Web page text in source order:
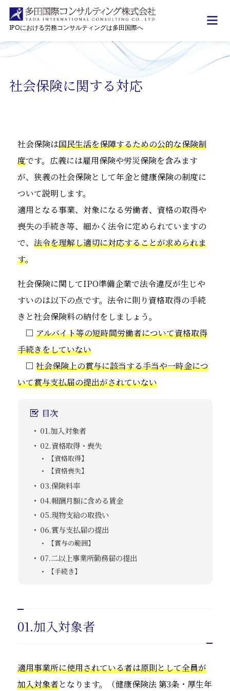
IPOにおける労務コンサルティングは多田国際へ
社会保険に関する対応
社会保険は国民生活を保障するための公的な保険制
度です。広義には雇用保険や労災保険を含みます
が、狭義の社会保険として年金と健康保険の制度に
ついて説明します。
適用となる事業、対象になる労働者、資格の取得や
喪失の手続き等、細かく法令に定められていますの
で、法令を理解し適切に対応することが求められま
す。
社会保険に関してIPO準備企業で法令違反が生じや
すいのは以下の点です。法令に則り資格取得の手続
きと社会保険料の納付をしましょう。
□アルバイト等の短時間労働者について資格取得
手続きをしていない
□社会保険上の賞与に該当する手当や一時金につ
いて賞与支払届の提出がされていない
目次
01.加入対象者
02.資格取得・喪失
【資格取得】
【資格喪失】
03.保険料率
04.報酬月額に含める賃金
05.現物支給の取扱い
06.賞与支払届の提出
【賞与の範囲】
07.二以上事業所勤務届の提出
【手続き】
01.加入対象者
適用事業所に使用されている者は原則として全員が
加入対象者となります。（健康保険法 第3条・厚生年